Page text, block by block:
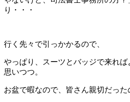
り・・・
行く先々で引っかかるので、
やっぱり、スーツとバッジで来れば
思いつつ。
お盆で暇なので、皆さん親切だった